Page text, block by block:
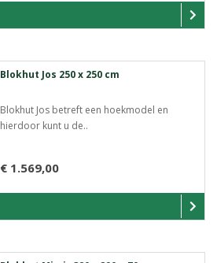
Blokhut Jos 250 x 250 cm
Blokhut Jos betreft een hoekmodel en
hierdoor kunt u de..
€ 1.569,00